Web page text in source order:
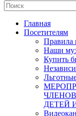
Главная
Посетителям
Правила
Наши
Купить
ДЕТЕЙ